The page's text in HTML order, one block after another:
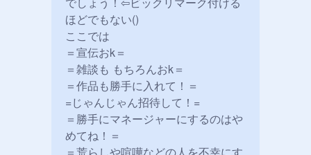
ほどでもない()
ここでは
＝宣伝おk＝
＝雑談も もちろんおk＝
＝作品も勝手に入れて！＝
=じゃんじゃん招待して！=
＝勝手にマネージャーにするのはや
めてね！＝